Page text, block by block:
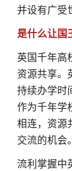
并设有广受
是什么让国
英国千年高
资源共享。
持续办学时
作为千年学
相连，资源
交流的机会。
流利掌握中